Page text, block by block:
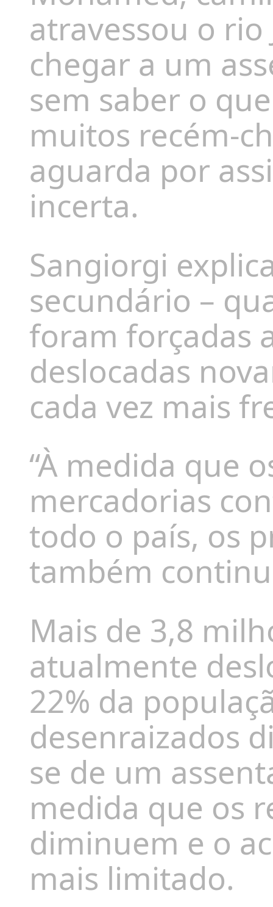
atravessou o
chegar a um
sem saber o
muitos recém-
aguarda por
incerta.
Sangiorgi
secundário –
foram forçadas
deslocadas
cada vez mais
“À medida que
mercadorias
todo o país, os
também
Mais de 3,8
atualmente
22% da
desenraizados
se de um
medida que os
diminuem e o
mais limitado.